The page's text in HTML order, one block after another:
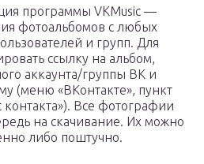
программы VKMusic —
фотоальбомов с любых
и групп. Для
ссылку на альбом,
аккаунта/группы ВК и
(меню «ВКонтакте», пункт
контакта»). Все фотографии
на скачивание. Их можно
либо поштучно.